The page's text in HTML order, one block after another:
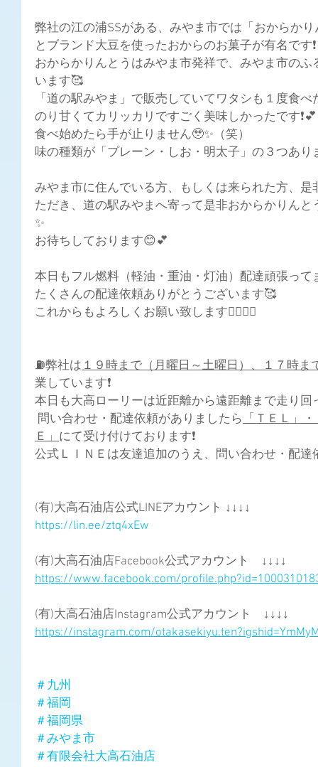
弊社の江の浦SSがある、みやま市では「おからか
とブランド大豆を使ったおからのお菓子が有名です❗
おからかりんとうはみやま市発祥で、みやま市の
います🥰
「道の駅みやま」で販売していてワタシも１度食
のり甘くてカリッカリですごく美味しかったです❗💕
食べ始めたら手が止りません🥹✨（笑）
味の種類が「プレーン・しお・明太子」の３つあり
みやま市に住んでいる方、もしくは来られた方、是
ただき、道の駅みやまへ寄って是非おからかりん
✨
お待ちしております😊💕
本日もフル燃料（軽油・重油・灯油）配達頑張って
たくさんの配達依頼ありがとうございます🥰
これからもよろしくお願い致します🙇🏻‍♀️✨
⛽弊社は１９時まで（月曜日～土曜日）、１７時ま
業しています❗
本日も大高ローリーは近距離から遠距離まで走り回
問い合わせ・配達依頼がありましたら「ＴＥＬ」
Ｅ」にて受け付けております❗
公式ＬＩＮＥは友達追加のうえ、問い合わせ・配
(有)大高石油店公式LINEアカウント ↓↓↓↓
https://lin.ee/ztq4xEw
(有)大高石油店Facebook公式アカウント　↓↓↓↓
https://www.facebook.com/
(有)大高石油店Instagram公式アカウント　↓↓↓↓
https://instagram.com/
＃九州
＃福岡
＃福岡県
＃みやま市
＃有限会社大高石油店